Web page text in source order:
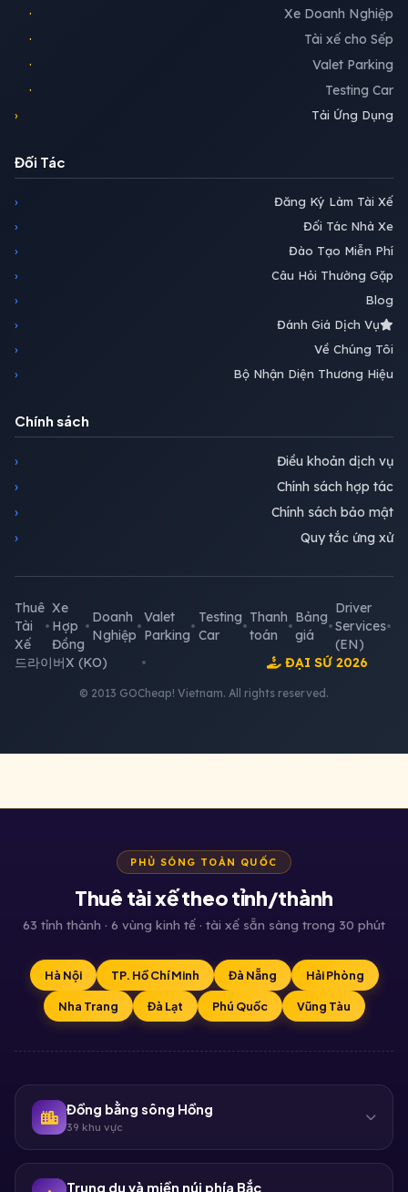
·
Xe Doanh Nghiệp
·
Tài xế cho Sếp
·
Valet Parking
·
Testing Car
› Tải Ứng Dụng
Đối Tác
›
Đăng Ký Làm Tài Xế
›
Đối Tác Nhà Xe
›
Đào Tạo Miễn Phí
›
Câu Hỏi Thường Gặp
›
Blog
›
Đánh Giá Dịch Vụ
›
Về Chúng Tôi
›
Bộ Nhận Diện Thương Hiệu
Chính sách
›
Điều khoản dịch vụ
›
Chính sách hợp tác
›
Chính sách bảo mật
›
Quy tắc ứng xử
Thuê
Tài
Xế
•
Xe
Hợp
Đồng
•
Doanh
Nghiệp
•
Valet
Parking
•
Testing
Car
•
Thanh
toán
•
Bảng
giá
•
Driver
Services
(EN)
•
드라이버X (KO) • ĐẠI SỨ 2026
© 2013 GOCheap! Vietnam. All rights reserved.
PHỦ SÓNG TOÀN QUỐC
Thuê tài xế theo tỉnh/thành
63 tỉnh thành · 6 vùng kinh tế · tài xế sẵn sàng trong 30 phút
Hà Nội TP. Hồ Chí Minh Đà Nẵng Hải Phòng
Nha Trang Đà Lạt Phú Quốc Vũng Tàu
Đồng bằng sông Hồng
39 khu vực
Trung du và miền núi phía Bắc